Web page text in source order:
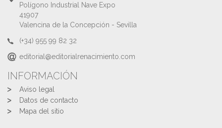
Polígono Industrial Nave Expo
41907
Valencina de la Concepción - Sevilla
(+34) 955 99 82 32
editorial@editorialrenacimiento.com
INFORMACIÓN
Aviso legal
Datos de contacto
Mapa del sitio